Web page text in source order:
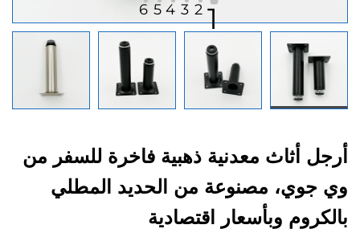
1
2
3
4
5
6
أرجل أثاث معدنية ذهبية فاخرة للسفر من
وي جوي، مصنوعة من الحديد المطلي
بالكروم وبأسعار اقتصادية